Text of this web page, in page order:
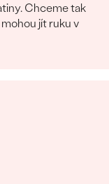
Chceme tak
jít ruku v